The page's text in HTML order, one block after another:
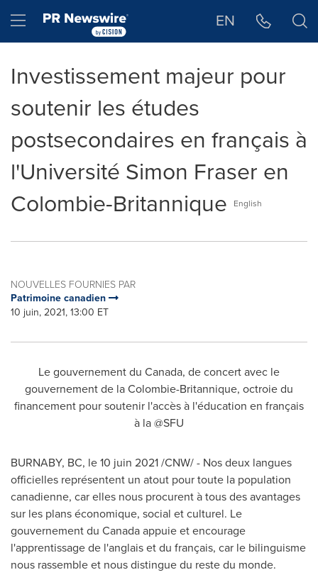
Hamburger menu EN
Investissement majeur pour
soutenir les études
postsecondaires en français à
l'Université Simon Fraser en
Colombie-Britannique
English
NOUVELLES FOURNIES PAR
Patrimoine canadien
10 juin, 2021, 13:00 ET
Le gouvernement du Canada, de concert avec le
gouvernement de la Colombie-Britannique, octroie du
financement pour soutenir l'accès à l'éducation en français
à la @SFU
BURNABY, BC, le 10 juin 2021 /CNW/ - Nos deux langues
officielles représentent un atout pour toute la population
canadienne, car elles nous procurent à tous des avantages
sur les plans économique, social et culturel. Le
gouvernement du Canadaappuie et encourage
l'apprentissage de l'anglais et du français, car le bilinguisme
nous rassemble et nous distingue du reste du monde.